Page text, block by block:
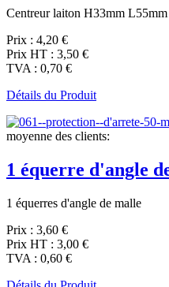
Centreur laiton H33mm L55mm
Prix : 4,20 €
Prix HT : 3,50 €
TVA : 0,70 €
Détails du Produit
moyenne des clients:
1 équerre d'angle
1 équerres d'angle de malle
Prix : 3,60 €
Prix HT : 3,00 €
TVA : 0,60 €